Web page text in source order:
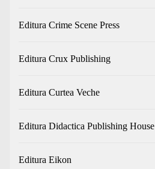
Editura Crime Scene Press
Editura Crux Publishing
Editura Curtea Veche
Editura Didactica Publishing House
Editura Eikon